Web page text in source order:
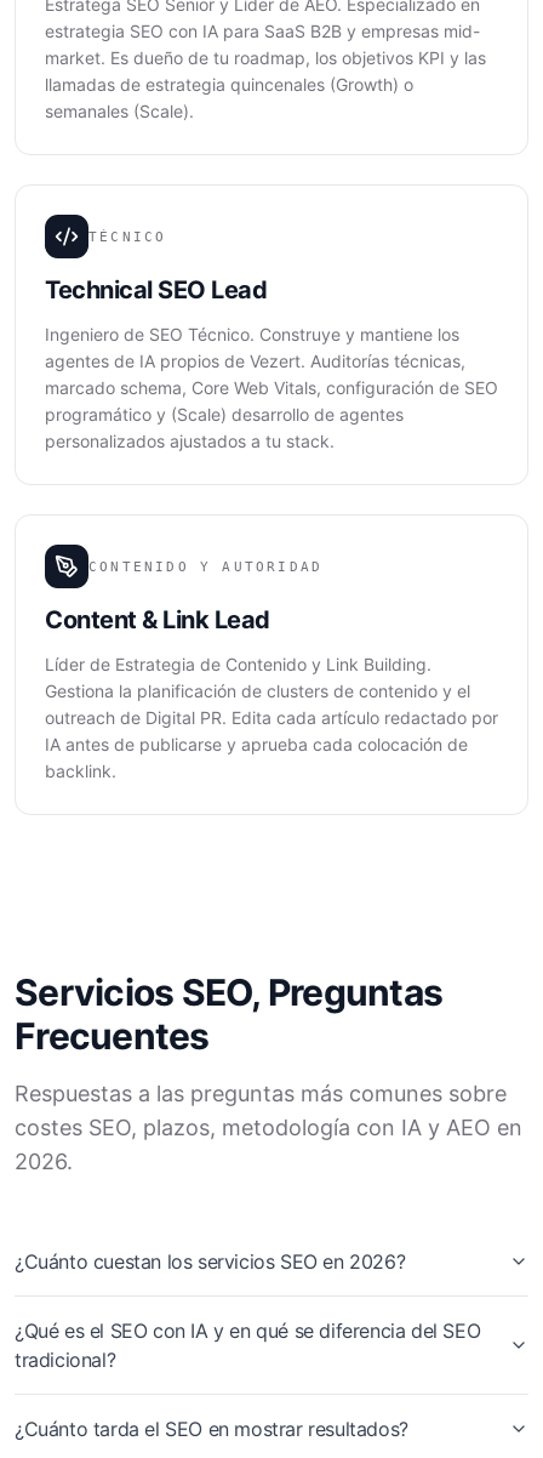
Estratega SEO Senior y Líder de AEO. Especializado en
estrategia SEO con IA para SaaS B2B y empresas mid-
market. Es dueño de tu roadmap, los objetivos KPI y las
llamadas de estrategia quincenales (Growth) o
semanales (Scale).
TÉCNICO
Technical SEO Lead
Ingeniero de SEO Técnico. Construye y mantiene los
agentes de IA propios de Vezert. Auditorías técnicas,
marcado schema, Core Web Vitals, configuración de SEO
programático y (Scale) desarrollo de agentes
personalizados ajustados a tu stack.
CONTENIDO Y AUTORIDAD
Content & Link Lead
Líder de Estrategia de Contenido y Link Building.
Gestiona la planificación de clusters de contenido y el
outreach de Digital PR. Edita cada artículo redactado por
IA antes de publicarse y aprueba cada colocación de
backlink.
Servicios SEO, Preguntas
Frecuentes
Respuestas a las preguntas más comunes sobre
costes SEO, plazos, metodología con IA y AEO en
2026.
¿Cuánto cuestan los servicios SEO en 2026?
¿Qué es el SEO con IA y en qué se diferencia del SEO
tradicional?
¿Cuánto tarda el SEO en mostrar resultados?